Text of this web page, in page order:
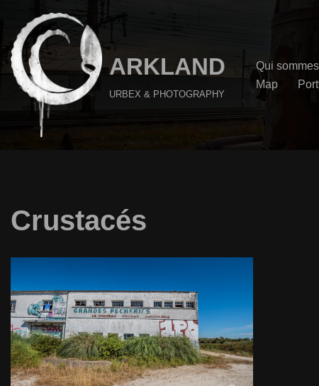
Aller
au
contenu
ARKLAND
URBEX & PHOTOGRAPHY
Qui
Map
Crustacés